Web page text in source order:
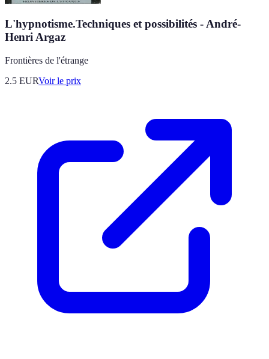
L'hypnotisme.Techniques et possibilités - André-
Henri Argaz
Frontières de l'étrange
2.5 EURVoir le prix